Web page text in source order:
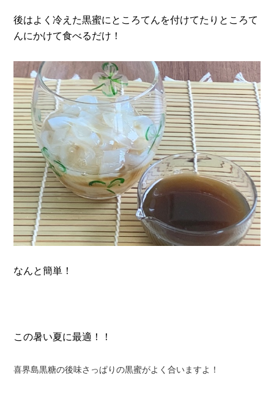
後はよく冷えた黒蜜にところてんを付けてたりところて
んにかけて食べるだけ！
なんと簡単！
この暑い夏に最適！！
喜界島黒糖の後味さっぱりの黒蜜がよく合いますよ！